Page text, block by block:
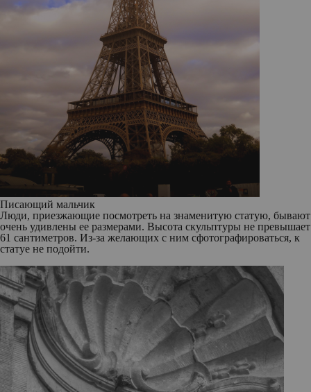
Писающий мальчик
Люди, приезжающие посмотреть на знаменитую статую, бывают
очень удивлены ее размерами. Высота скульптуры не превышает
61 сантиметров. Из-за желающих с ним сфотографироваться, к
статуе не подойти.